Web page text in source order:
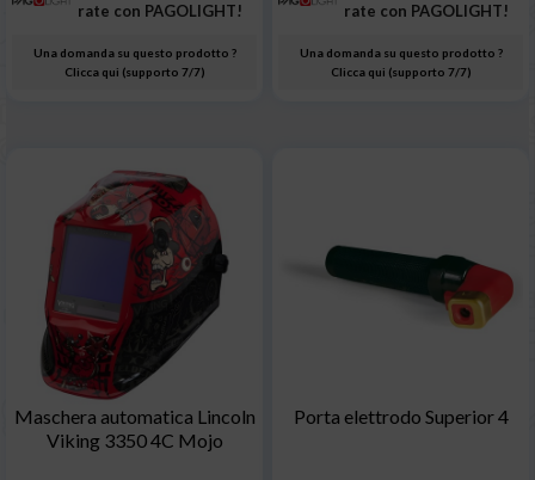
rate con PAGOLIGHT!
Una domanda su questo prodotto ?
Clicca qui (supporto 7/7)
rate con PAGOLIGHT!
Una domanda su questo prodotto ?
Clicca qui (supporto 7/7)
Maschera automatica Lincoln
Viking 3350 4C Mojo
Porta elettrodo Superior 4